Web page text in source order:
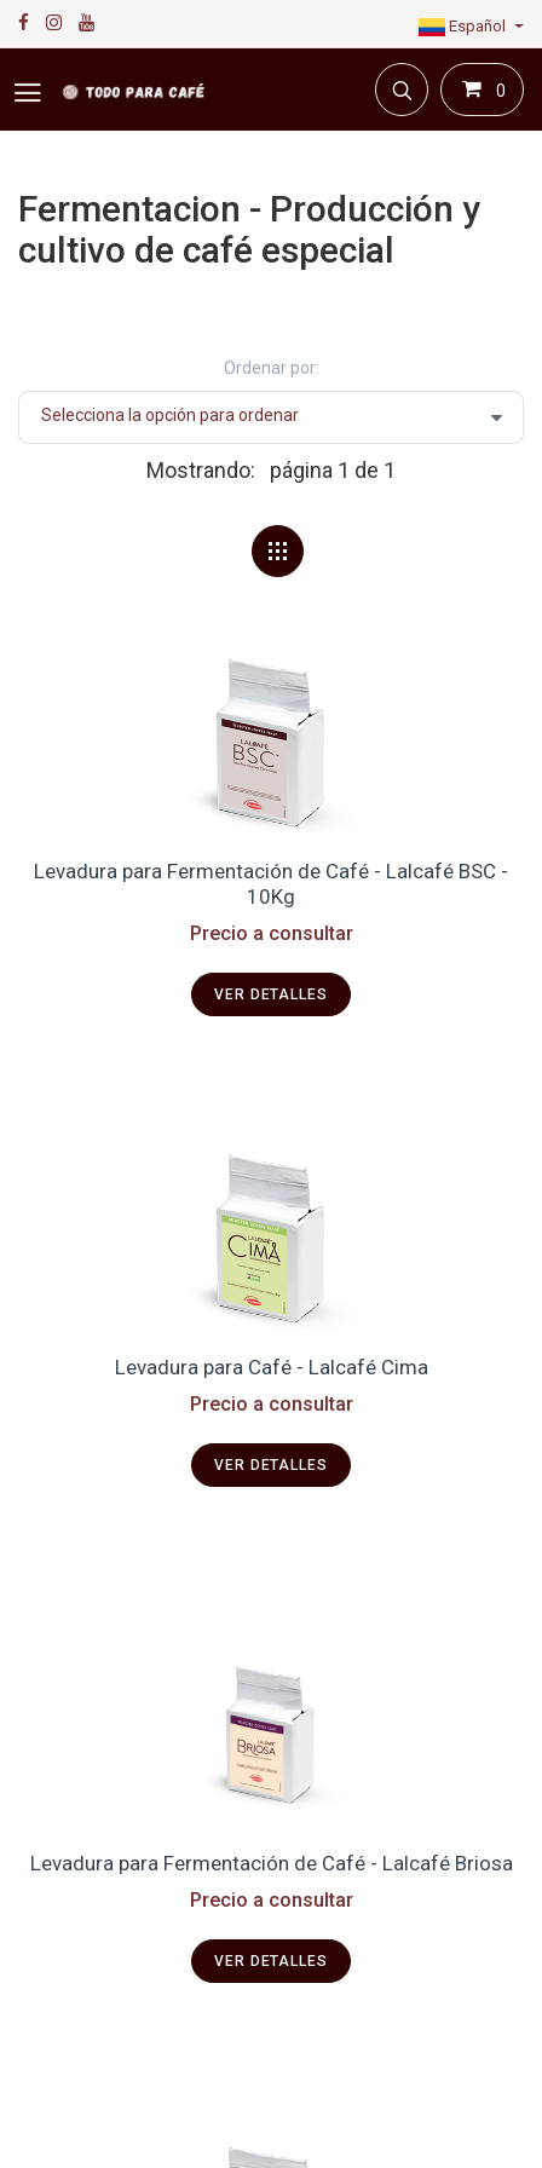
Español
0
Fermentacion - Producción y
cultivo de café especial
Ordenar por:
Mostrando: página 1 de 1
Levadura para Fermentación de Café - Lalcafé BSC -
10Kg
Precio a consultar
VER DETALLES
Levadura para Café - Lalcafé Cima
Precio a consultar
VER DETALLES
Levadura para Fermentación de Café - Lalcafé Briosa
Precio a consultar
VER DETALLES